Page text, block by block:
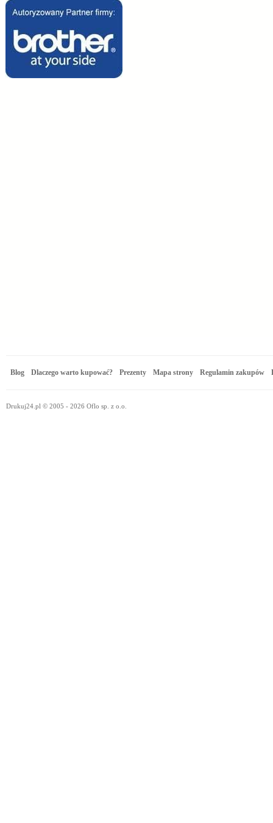
Blog Dlaczego warto kupować? Prezenty Mapa strony Regulamin zakupów
Drukuj24.pl © 2005 - 2026 Oflo sp. z o.o.